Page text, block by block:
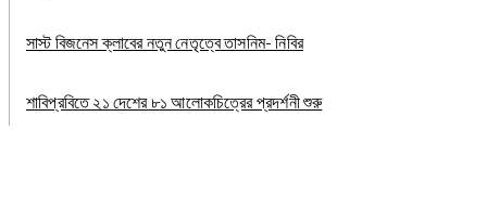
সাস্ট বিজনেস ক্লাবের নতুন নেতৃত্বে তাসনিম- নিবির
শাবিপ্রবিতে ২১ দেশের ৮১ আলোকচিত্রের প্রদর্শনী শুরু